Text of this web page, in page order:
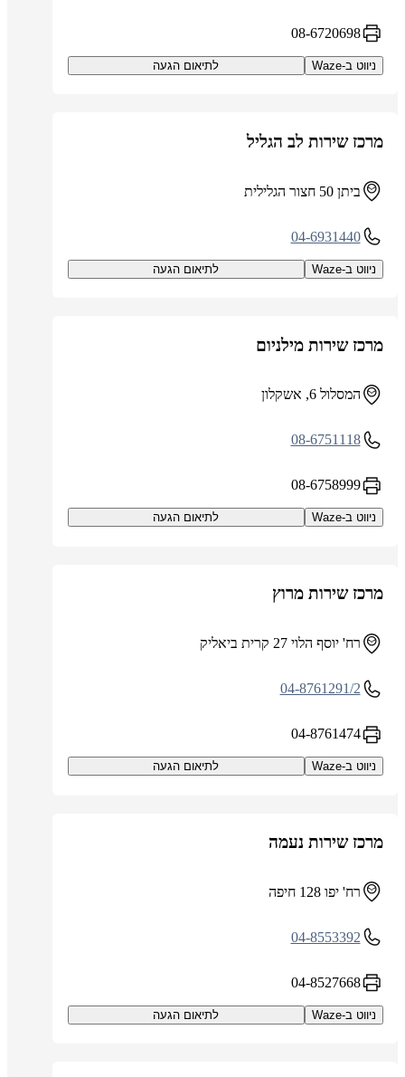
08-6720698
ניווט ב-Waze לתיאום הגעה
מרכז שירות לב הגליל
ביתן 50 חצור הגלילית
04-6931440
ניווט ב-Waze לתיאום הגעה
מרכז שירות מילניום
המסלול 6, אשקלון
08-6751118
08-6758999
ניווט ב-Waze לתיאום הגעה
מרכז שירות מרוץ
רח' יוסף הלוי 27 קרית ביאליק
04-8761291/2
04-8761474
ניווט ב-Waze לתיאום הגעה
מרכז שירות נעמה
רח' יפו 128 חיפה
04-8553392
04-8527668
ניווט ב-Waze לתיאום הגעה